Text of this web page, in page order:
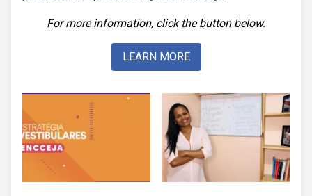
For more information, click the button below.
LEARN MORE